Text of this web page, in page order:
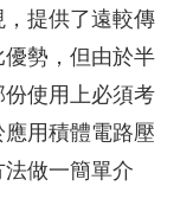
提供了遠較傳
勢，但由於半
使用上必須考
用積體電路壓
做一簡單介